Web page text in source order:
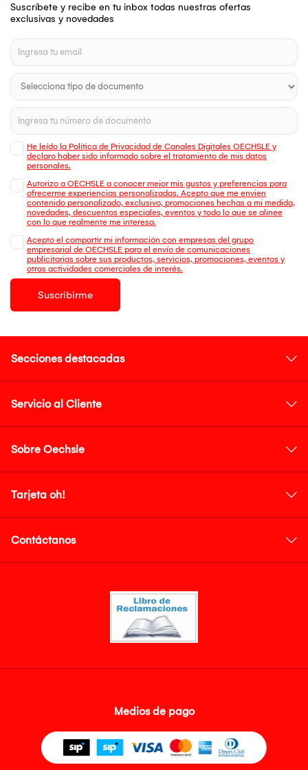
Suscríbete y recibe en tu inbox todas nuestras ofertas
exclusivas y novedades
He leído la Política de Privacidad de Canales Digitales OECHSLE y
declaro haber sido informado sobre el tratamiento de mis datos
personales.
Autorizo a OECHSLE a conocer mejor mis gustos y preferencias para
ofrecerme experiencias personalizadas. Acepto que me envien
contenido personalizado, exclusivo, promociones hechas a mi medida,
novedades, descuentos especiales, eventos y todo lo que se alinee
con lo que realmente me interesa.
Acepto el compartir mi información con empresas del grupo
empresarial de OECHSLE para el envío de comunicaciones
publicitarias sobre sus productos, servicios, promociones, eventos y
otras actividades comerciales de interés.
Suscribirme
Secciones destacadas
Servicio al Cliente
Sobre Oechsle
Tarjeta oh!
Contáctanos
Medios de pago